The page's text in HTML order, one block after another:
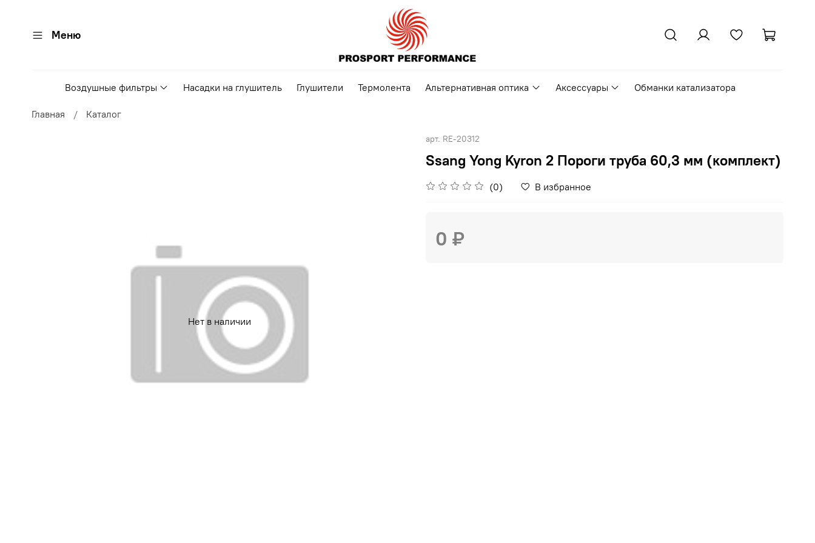
Меню
Воздушные фильтры Насадки на глушитель Глушители Термолента Альтернативная оптика Аксессуары Обманки катализатора
Главная Каталог
Нет в наличии
арт. RE-20312
Ssang Yong Kyron 2 Пороги труба 60,3 мм (комплект)
(0) В избранное
0 ₽